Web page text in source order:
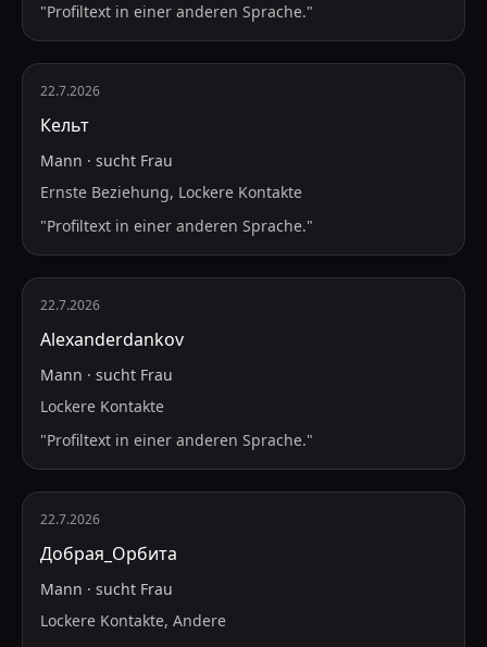
"Profiltext in einer anderen Sprache."
22.7.2026
Кельт
Mann · sucht Frau
Ernste Beziehung, Lockere Kontakte
"Profiltext in einer anderen Sprache."
22.7.2026
Alexanderdankov
Mann · sucht Frau
Lockere Kontakte
"Profiltext in einer anderen Sprache."
22.7.2026
Добрая_Орбита
Mann · sucht Frau
Lockere Kontakte, Andere